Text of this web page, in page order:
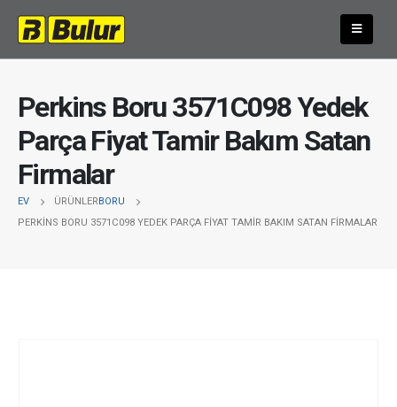
Perkins Boru 3571C098 Yedek
Parça Fiyat Tamir Bakım Satan
Firmalar
EV ÜRÜNLERBORU
PERKINS BORU 3571C098 YEDEK PARÇA FIYAT TAMIR BAKIM SATAN FIRMALAR